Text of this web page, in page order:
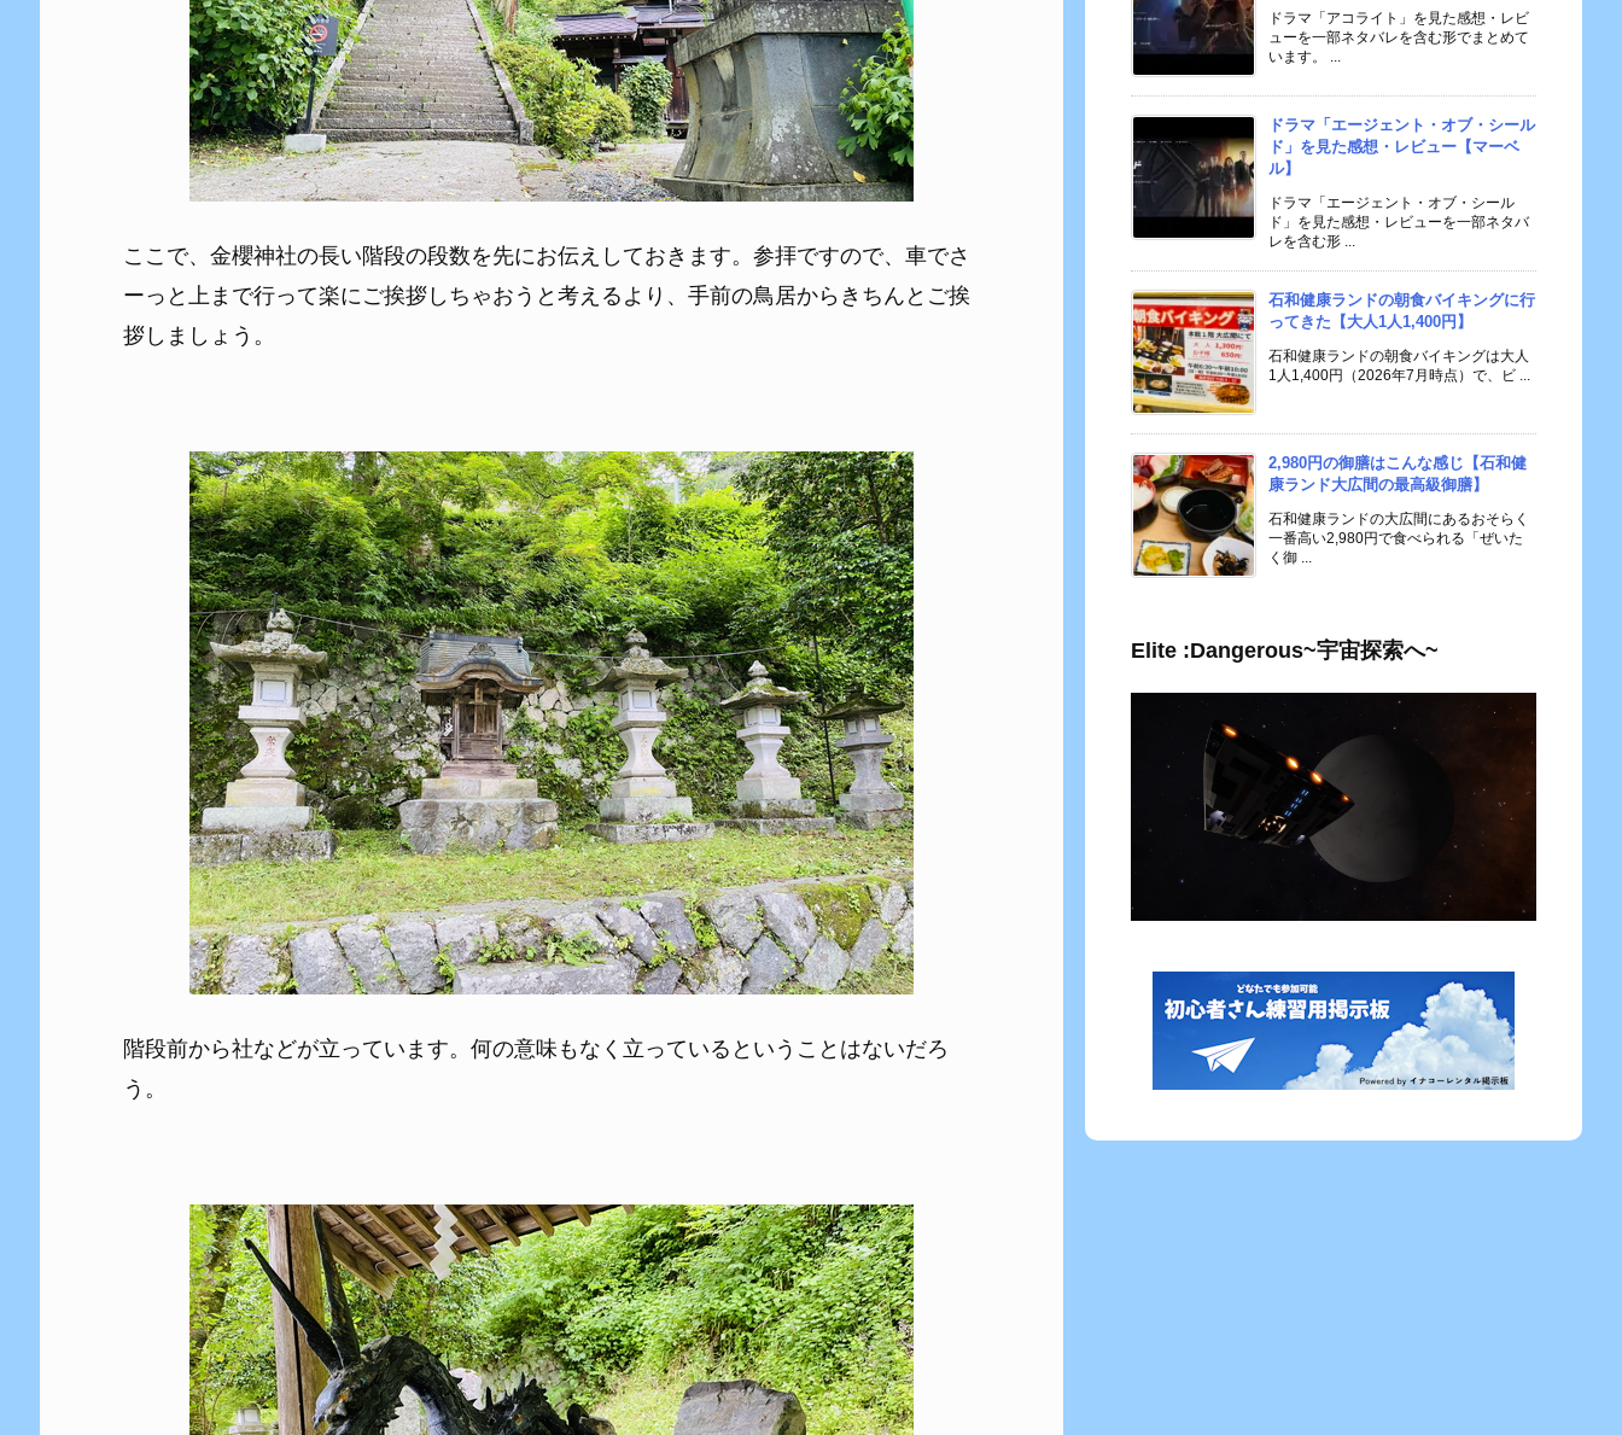
ここで、金櫻神社の長い階段の段数を先にお伝えしておきます。参拝ですので、車でさ
ーっと上まで行って楽にご挨拶しちゃおうと考えるより、手前の鳥居からきちんとご挨
拶しましょう。
階段前から社などが立っています。何の意味もなく立っているということはないだろ
う。
ドラマ「アコライト」を見た感想・レビ
ューを一部ネタバレを含む形でまとめて
います。 ...
ドラマ「エージェント・オブ・シール
ド」を見た感想・レビュー【マーベ
ル】
ドラマ「エージェント・オブ・シール
ド」を見た感想・レビューを一部ネタバ
レを含む形 ...
石和健康ランドの朝食バイキングに行
ってきた【大人1人1,400円】
石和健康ランドの朝食バイキングは大人
1人1,400円（2026年7月時点）で、ビ ...
2,980円の御膳はこんな感じ【石和健
康ランド大広間の最高級御膳】
石和健康ランドの大広間にあるおそらく
一番高い2,980円で食べられる「ぜいた
く御 ...
Elite :Dangerous~宇宙探索へ~